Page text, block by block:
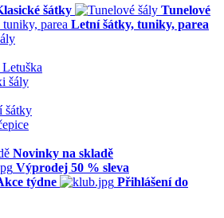
šátky
Tunelové
Letní šátky, tuniky, parea
šály
šátky
Novinky na skladě
Výprodej 50 % sleva
týdne
Přihlášení do